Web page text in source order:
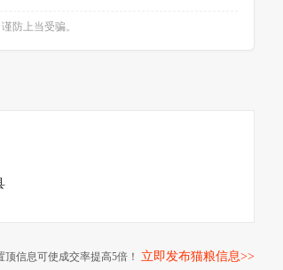
防上当受骗。
顶信息可使成交率提高5倍！ 立即发布猫粮信息>>